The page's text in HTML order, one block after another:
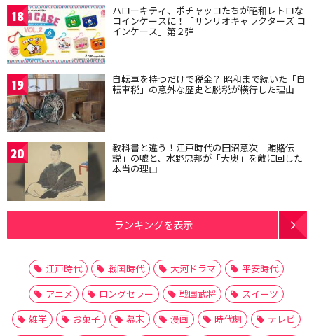
18 ハローキティ、ポチャッコたちが昭和レトロな
コインケースに！「サンリオキャラクターズ コ
インケース」第２弾
19 自転車を持つだけで税金？ 昭和まで続いた「自
転車税」の意外な歴史と脱税が横行した理由
20 教科書と違う！江戸時代の田沼意次「賄賂伝
説」の嘘と、水野忠邦が「大奥」を敵に回した
本当の理由
ランキングを表示
江戸時代 戦国時代 大河ドラマ
平安時代
アニメ
ロングセラー 戦国武将
スイーツ
雑学
お菓子 幕末 漫画 時代劇
テレビ